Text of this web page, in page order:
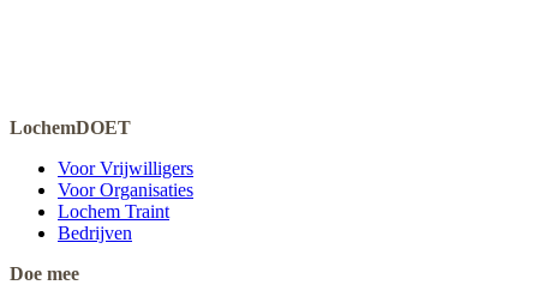
LochemDOET
Voor Vrijwilligers
Voor Organisaties
Lochem Traint
Bedrijven
Doe mee